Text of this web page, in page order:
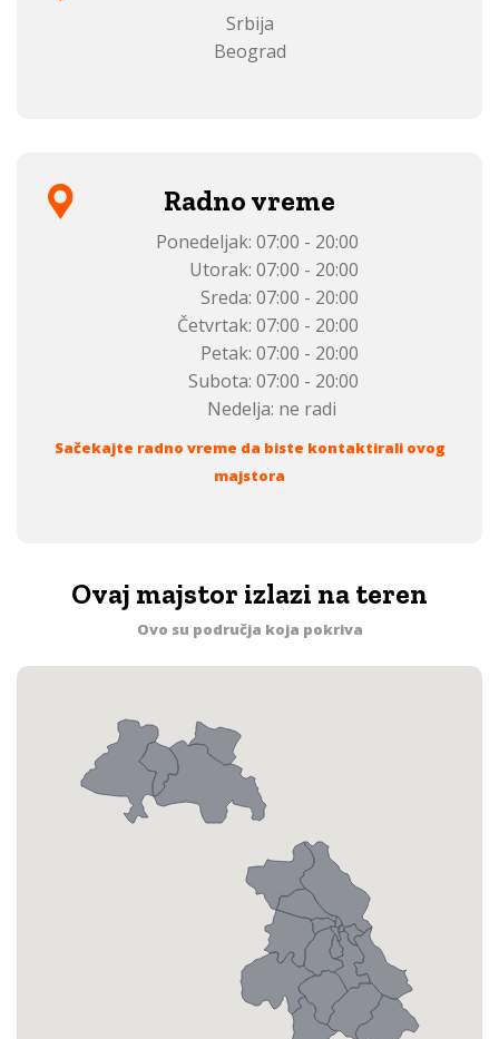
Srbija
Beograd
Radno vreme
Ponedeljak: 07:00 - 20:00
Utorak: 07:00 - 20:00
Sreda: 07:00 - 20:00
Četvrtak: 07:00 - 20:00
Petak: 07:00 - 20:00
Subota: 07:00 - 20:00
Nedelja: ne radi
Sačekajte radno vreme da biste kontaktirali ovog
majstora
Ovaj majstor izlazi na teren
Ovo su područja koja pokriva